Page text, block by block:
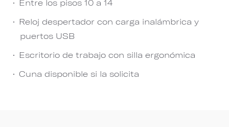
Entre los pisos 10 a 14
Reloj despertador con carga inalámbrica y
puertos USB
Escritorio de trabajo con silla ergonómica
Cuna disponible si la solicita